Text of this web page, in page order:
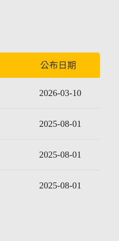
公布日期
2026-03-10
2025-08-01
2025-08-01
2025-08-01